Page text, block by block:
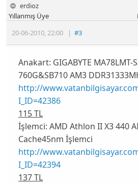
erdioz
20-06-2010,22:00 |#3
Yıllanmış Üye
Anakart: GIGABYTE MA78LMT-
760G&SB710 AM3
http://
I_ID=42386
115 TL
İşlemci: AMD Athlon II X3 440
Cache45nm İşlemci
http://
I_ID=42394
137 TL